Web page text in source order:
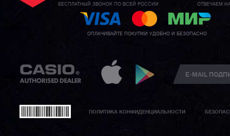
БЕСПЛАТНЫЙ ЗВОНОК ПО ВСЕЙ РОССИИ ОТВЕЧАЕМ
ОПЛАЧИВАЙТЕ ПОКУПКИ УДОБНО И БЕЗОПАСНО
ПОЛИТИКА КОНФИДЕНЦИАЛЬНОСТИ